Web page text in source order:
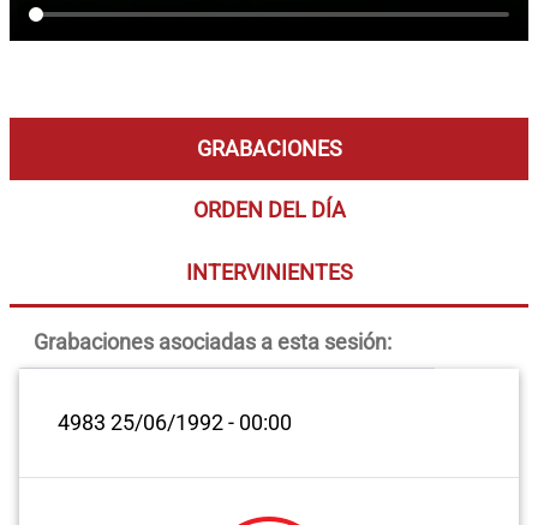
GRABACIONES
ORDEN DEL DÍA
INTERVINIENTES
Grabaciones asociadas a esta sesión:
4983 25/06/1992 - 00:00